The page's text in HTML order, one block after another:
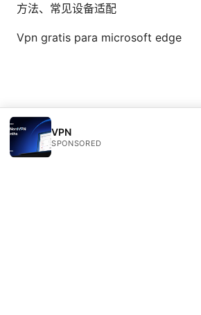
方法、常见设备适配
Vpn gratis para microsoft edge
VPN
SPONSORED
© Nutrahealthgrow 2026